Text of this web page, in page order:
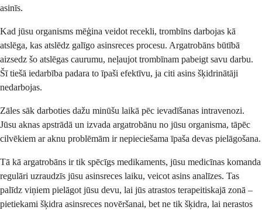
asinīs.
Kad jūsu organisms mēģina veidot recekli, trombīns darbojas kā
atslēga, kas atslēdz galīgo asinsreces procesu. Argatrobāns būtībā
aizsedz šo atslēgas caurumu, neļaujot trombīnam pabeigt savu darbu.
Šī tiešā iedarbība padara to īpaši efektīvu, ja citi asins šķidrinātāji
nedarbojas.
Zāles sāk darboties dažu minūšu laikā pēc ievadīšanas intravenozi.
Jūsu aknas apstrādā un izvada argatrobānu no jūsu organisma, tāpēc
cilvēkiem ar aknu problēmām ir nepieciešama īpaša devas pielāgošana.
Tā kā argatrobāns ir tik spēcīgs medikaments, jūsu medicīnas komanda
regulāri uzraudzīs jūsu asinsreces laiku, veicot asins analīzes. Tas
palīdz viņiem pielāgot jūsu devu, lai jūs atrastos terapeitiskajā zonā –
pietiekami šķidra asinsreces novēršanai, bet ne tik šķidra, lai nerastos